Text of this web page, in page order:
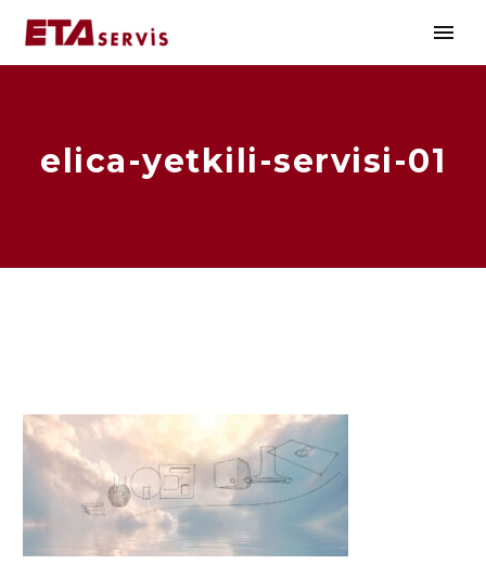
elica-yetkili-servisi-01